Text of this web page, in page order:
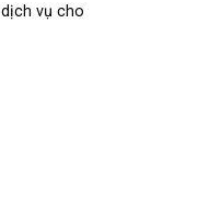
vụ cho